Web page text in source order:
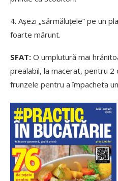
4. Așezi „sărmăluțele” pe un
foarte mărunt.
SFAT: O umplutură mai
prealabil, la macerat, pentru 2
frunzele pentru a împacheta